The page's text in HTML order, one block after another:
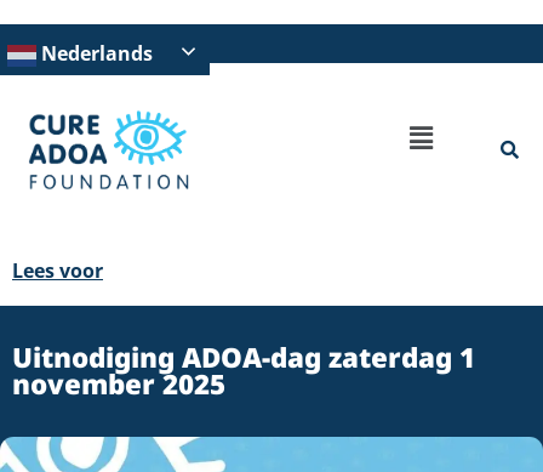
Nederlands
Lees voor
Uitnodiging ADOA-dag zaterdag 1
november 2025